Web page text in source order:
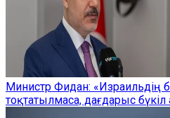
Министр Фидан:
тоқтатылмаса, дағдарыс